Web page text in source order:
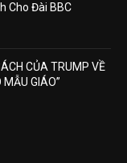
Cho Đài BBC
CỦA TRUMP VỀ
MẪU GIÁO”